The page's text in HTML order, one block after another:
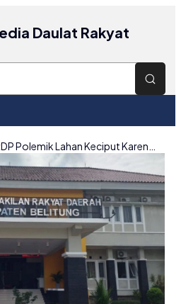
Daulat Rakyat